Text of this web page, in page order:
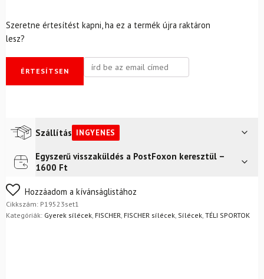
Szeretne értesítést kapni, ha ez a termék újra raktáron
lesz?
ÉRTESÍTSEN
Szállítás INGYENES
Futár a címreIngyenes
Egyszerű visszaküldés a PostFoxon keresztül –
1600 Ft
Nem biztos a választásában? Semmi gond – a terméket
egyszerűen visszaküldheti 14 napon belül, indoklás nélkül.
Mik a visszaküldés feltételei?
Hozzáadom a kívánságlistához
Cikkszám: P19523set1
Kategóriák: Gyerek sílécek, FISCHER, FISCHER sílécek, Sílécek, TÉLI SPORTOK